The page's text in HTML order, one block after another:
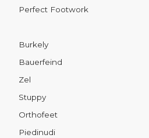
Perfect Footwork
Burkely
Bauerfeind
Zel
Stuppy
Orthofeet
Piedinudi